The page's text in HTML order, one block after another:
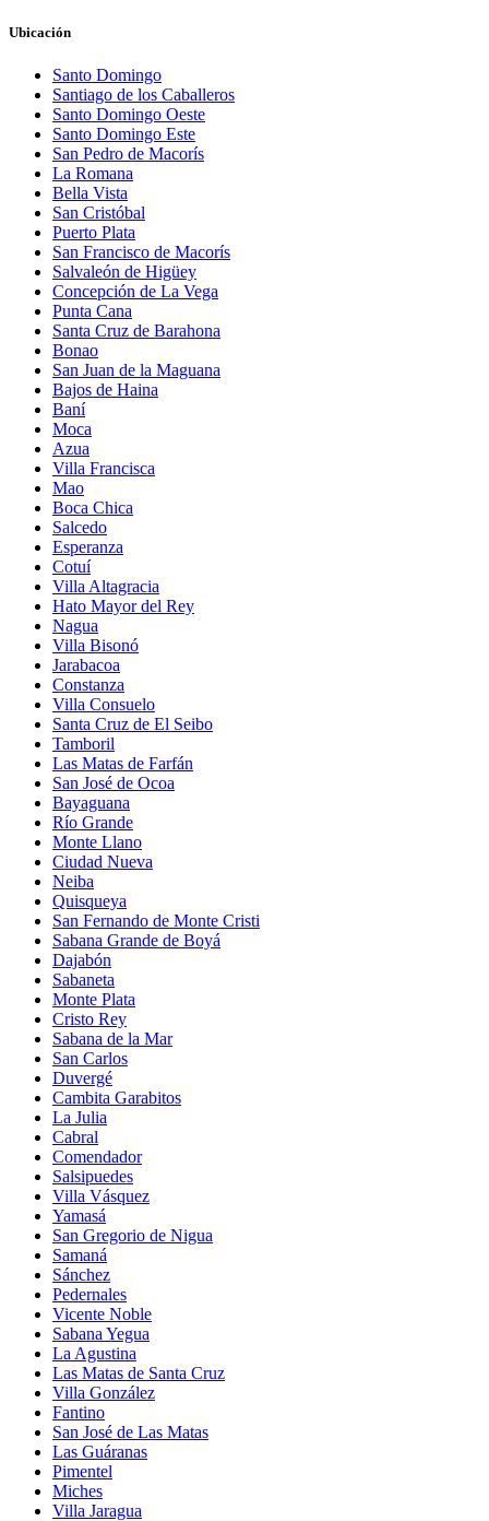
Ubicación
Santo Domingo
Santiago de los Caballeros
Santo Domingo Oeste
Santo Domingo Este
San Pedro de Macorís
La Romana
Bella Vista
San Cristóbal
Puerto Plata
San Francisco de Macorís
Salvaleón de Higüey
Concepción de La Vega
Punta Cana
Santa Cruz de Barahona
Bonao
San Juan de la Maguana
Bajos de Haina
Baní
Moca
Azua
Villa Francisca
Mao
Boca Chica
Salcedo
Esperanza
Cotuí
Villa Altagracia
Hato Mayor del Rey
Nagua
Villa Bisonó
Jarabacoa
Constanza
Villa Consuelo
Santa Cruz de El Seibo
Tamboril
Las Matas de Farfán
San José de Ocoa
Bayaguana
Río Grande
Monte Llano
Ciudad Nueva
Neiba
Quisqueya
San Fernando de Monte Cristi
Sabana Grande de Boyá
Dajabón
Sabaneta
Monte Plata
Cristo Rey
Sabana de la Mar
San Carlos
Duvergé
Cambita Garabitos
La Julia
Cabral
Comendador
Salsipuedes
Villa Vásquez
Yamasá
San Gregorio de Nigua
Samaná
Sánchez
Pedernales
Vicente Noble
Sabana Yegua
La Agustina
Las Matas de Santa Cruz
Villa González
Fantino
San José de Las Matas
Las Guáranas
Pimentel
Miches
Villa Jaragua